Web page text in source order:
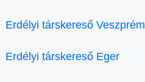
Erdélyi társkereső Veszprém
Erdélyi társkereső Eger